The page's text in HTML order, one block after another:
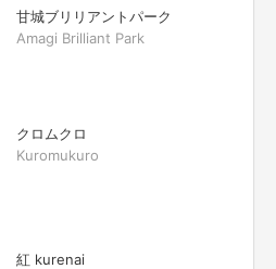
甘城ブリリアントパーク
Amagi Brilliant Park
クロムクロ
Kuromukuro
紅 kurenai